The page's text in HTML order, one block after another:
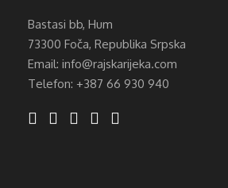
Bastasi bb, Hum
73300 Foča, Republika Srpska
Email: info@rajskarijeka.com
Telefon: +387 66 930 940